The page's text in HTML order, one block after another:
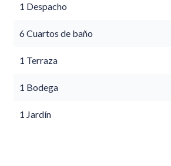
1 Despacho
6 Cuartos de baño
1 Terraza
1 Bodega
1 Jardín